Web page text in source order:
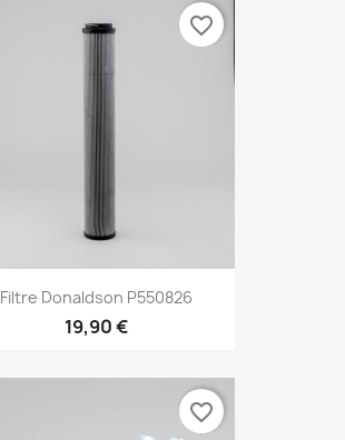
Filtre Donaldson P550826
19,90 €
favorite_border
favorite_border